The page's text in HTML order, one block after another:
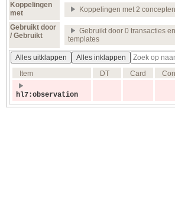
Koppelingen
met
Koppelingen met 2 concepten
Gebruikt door
/ Gebruikt
Gebruikt door 0 transacties
templates
Alles uitklappen
Alles inklappen
Item
DT Card
hl7:observation